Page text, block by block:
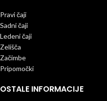
Pravi čaji
Sadni čaji
Ledeni čaji
Zelišča
Začimbe
Pripomočki
OSTALE INFORMACIJE